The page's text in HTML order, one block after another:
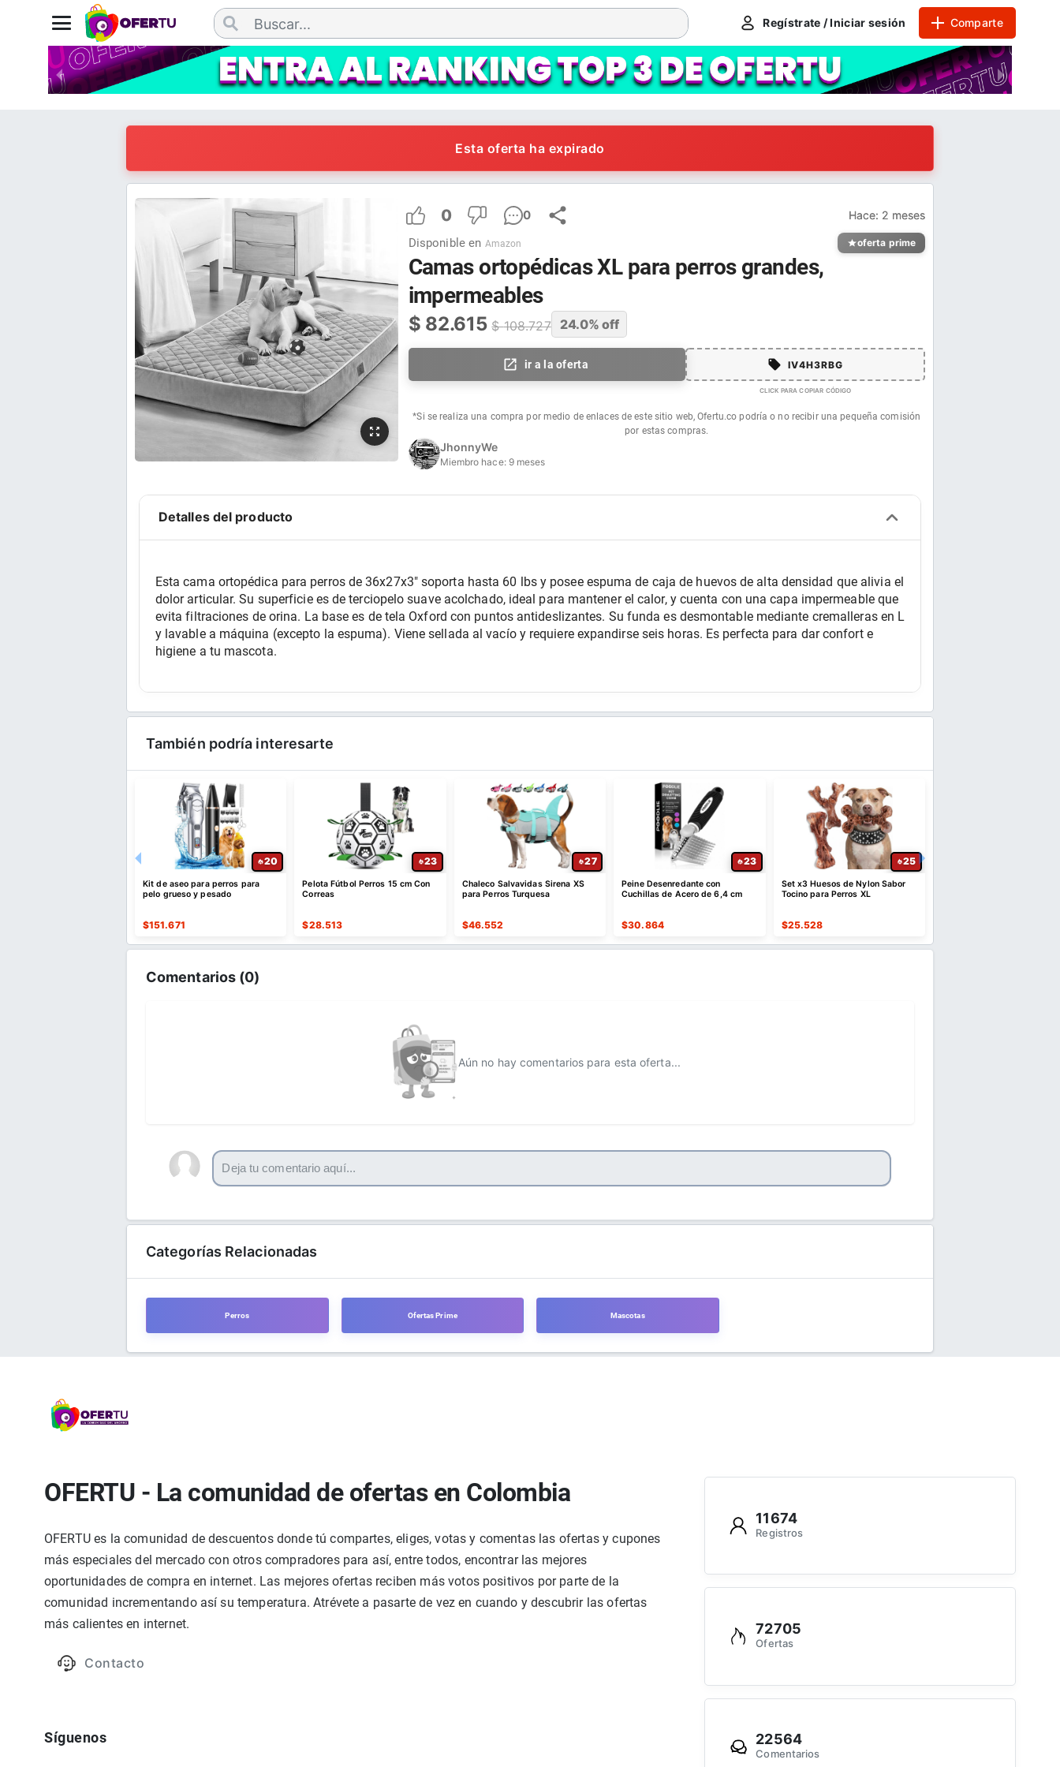
Regístrate / Iniciar sesión Comparte
Esta oferta ha expirado
0 0 Hace: 2 meses
Disponible en Amazon oferta prime
Camas ortopédicas XL para perros grandes,
impermeables
$ 82.615 $108.727 24.0% off
ir a la oferta IV4H3RBG
CLICK PARA COPIAR CÓDIGO
*Si se realiza una compra por medio de enlaces de este sitio web, Ofertu.co podría o no recibir una pequeña comisión
por estas compras.
JhonnyWe
Miembro hace: 9 meses
Detalles del producto
Esta cama ortopédica para perros de 36x27x3" soporta hasta 60 lbs y posee espuma de caja de huevos de alta densidad que alivia el
dolor articular. Su superficie es de terciopelo suave acolchado, ideal para mantener el calor, y cuenta con una capa impermeable que
evita filtraciones de orina. La base es de tela Oxford con puntos antideslizantes. Su funda es desmontable mediante cremalleras en L
y lavable a máquina (excepto la espuma). Viene sellada al vacío y requiere expandirse seis horas. Es perfecta para dar confort e
higiene a tu mascota.
También podría interesarte
20
Kit de aseo para perros para
pelo grueso y pesado
$151.671
23
Pelota Fútbol Perros 15 cm Con
Correas
$28.513
27
Chaleco Salvavidas Sirena XS
para Perros Turquesa
$46.552
23
Peine Desenredante con
Cuchillas de Acero de 6,4 cm
$30.864
25
Set x3 Huesos de Nylon Sabor
Tocino para Perros XL
$25.528
Comentarios (0)
Aún no hay comentarios para esta oferta...
Categorías Relacionadas
Perros Ofertas Prime Mascotas
OFERTU - La comunidad de ofertas en Colombia
OFERTU es la comunidad de descuentos donde tú compartes, eliges, votas y comentas las ofertas y cupones
más especiales del mercado con otros compradores para así, entre todos, encontrar las mejores
oportunidades de compra en internet. Las mejores ofertas reciben más votos positivos por parte de la
comunidad incrementando así su temperatura. Atrévete a pasarte de vez en cuando y descubrir las ofertas
más calientes en internet.
Contacto
Síguenos
11674
Registros
72705
Ofertas
22564
Comentarios